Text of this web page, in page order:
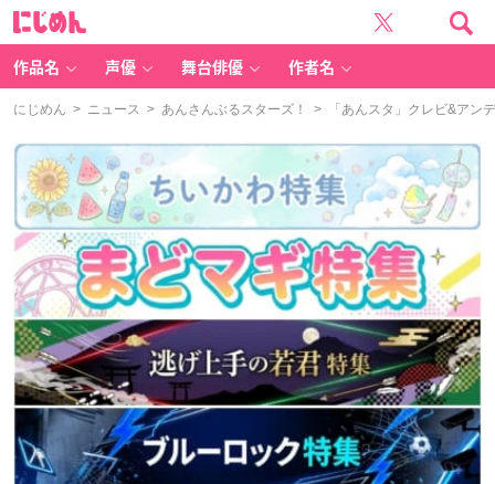
作品名 声優 舞台俳優 作者名
にじめん > ニュース > あんさんぶるスターズ！ > 「あんスタ」クレビ&アン